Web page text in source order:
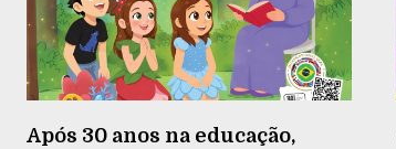
Após 30 anos na educação,